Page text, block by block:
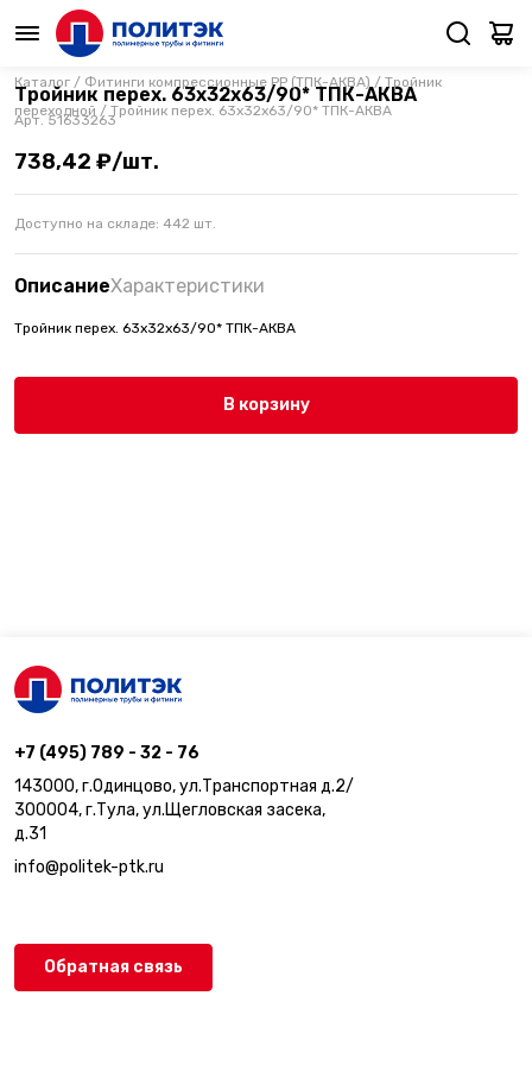
Каталог / Фитинги компрессионные PP (ТПК-АКВА) / Тройник
переходной / Тройник перех. 63х32х63/90* ТПК-АКВА
Тройник перех. 63х32х63/90* ТПК-АКВА
Арт.51633263
738,42 ₽/шт.
Доступно на складе: 442 шт.
ОписаниеХарактеристики
Тройник перех. 63х32х63/90* ТПК-АКВА
В корзину
+7 (495) 789 - 32 - 76
143000, г.Одинцово, ул.Транспортная д.2/
300004, г.Тула, ул.Щегловская засека,
д.31
info@politek-ptk.ru
Обратная связь